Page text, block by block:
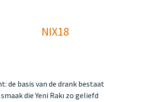
NIX18
de basis van de drank bestaat
die Yeni Rakı zo geliefd